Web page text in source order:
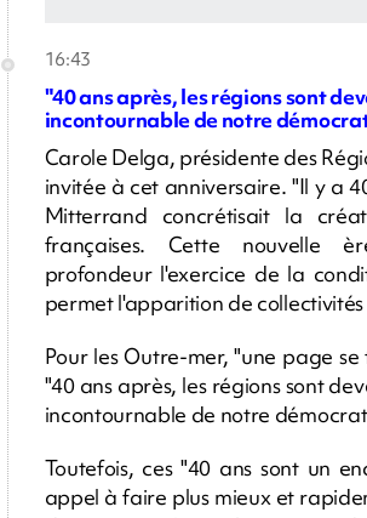
16:43
"40 ans après, les régions sont
incontournable de notre
Carole Delga, présidente des
invitée à cet anniversaire. "Il y a
Mitterrand concrétisait la
françaises. Cette nouvelle
profondeur l'exercice de la
permet l'apparition de collectivités
Pour les Outre-mer, "une page
"40 ans après, les régions sont
incontournable de notre
Toutefois, ces "40 ans sont un
appel à faire plus mieux et